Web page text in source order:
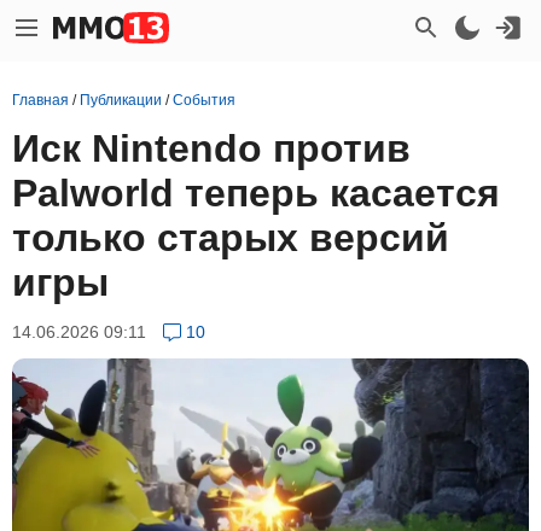
Главная / Публикации /События
Иск Nintendo против
Palworld теперь касается
только старых версий
игры
14.06.2026 09:11 10